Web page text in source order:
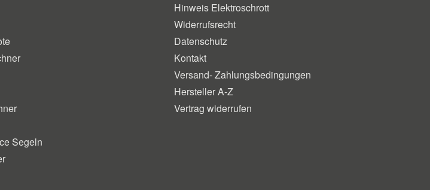
Segeln
Hinweis Elektroschrott
Widerrufsrecht
Datenschutz
Kontakt
Versand- Zahlungsbedingungen
Hersteller A-Z
Vertrag widerrufen